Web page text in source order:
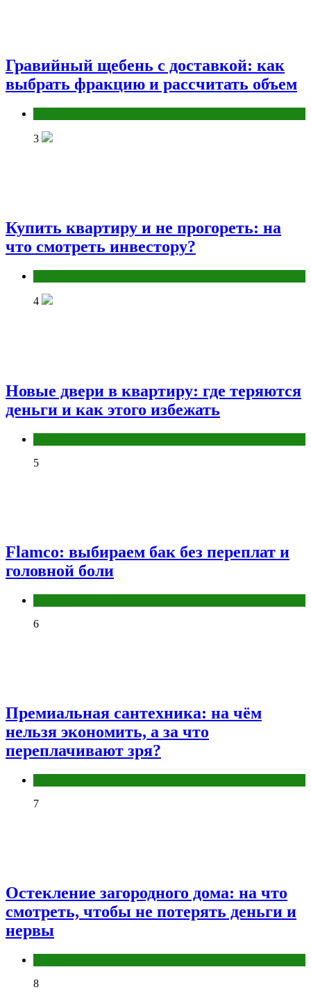
Гравийный щебень с доставкой: как
выбрать фракцию и рассчитать объем
3
Купить квартиру и не прогореть: на
что смотреть инвестору?
4
Новые двери в квартиру: где теряются
деньги и как этого избежать
5
Flamco: выбираем бак без переплат и
головной боли
6
Премиальная сантехника: на чём
нельзя экономить, а за что
переплачивают зря?
7
Остекление загородного дома: на что
смотреть, чтобы не потерять деньги и
нервы
8